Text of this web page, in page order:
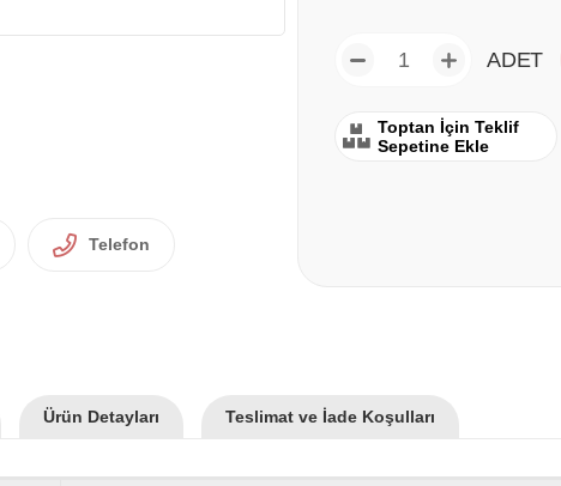
Telefon
ADET
Toptan İçin Teklif
Sepetine Ekle
Ürün Detayları Teslimat ve İade Koşulları